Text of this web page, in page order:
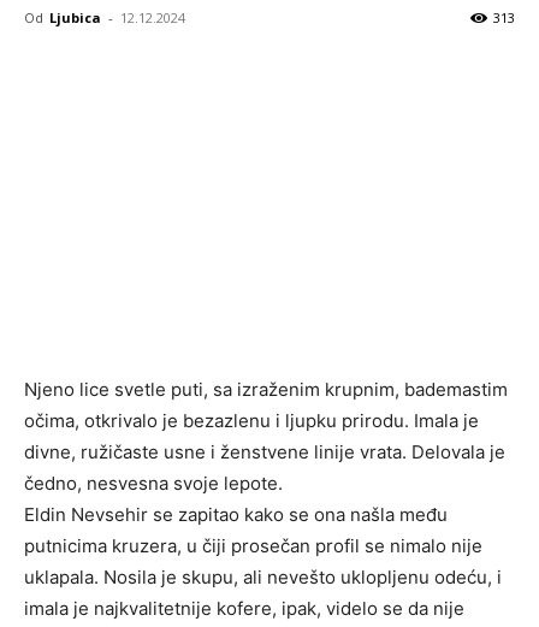
Od Ljubica - 12.12.2024 313
Njeno lice svetle puti, sa izraženim krupnim, bademastim
očima, otkrivalo je bezazlenu i ljupku prirodu. Imala je
divne, ružičaste usne i ženstvene linije vrata. Delovala je
čedno, nesvesna svoje lepote.
Eldin Nevsehir se zapitao kako se ona našla među
putnicima kruzera, u čiji prosečan profil se nimalo nije
uklapala. Nosila je skupu, ali nevešto uklopljenu odeću, i
imala je najkvalitetnije kofere, ipak, videlo se da nije